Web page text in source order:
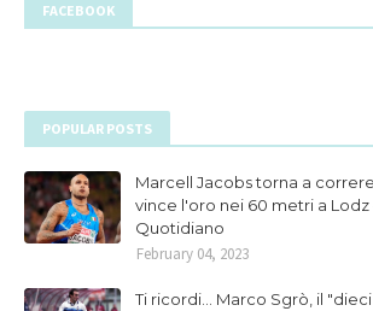
FACEBOOK
POPULAR POSTS
Marcell Jacobs torna a
vince l'oro nei 60 metri a Lodz
Quotidiano
February 04, 2023
Ti ricordi... Marco Sgrò, il